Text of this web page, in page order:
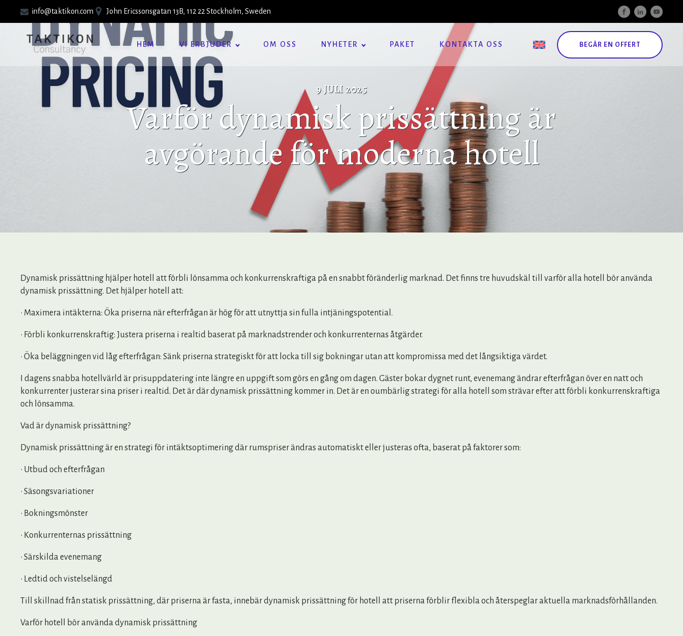
info@taktikon.com John Ericssonsgatan 13B, 112 22 Stockholm, Sweden
HEM VI ERBJUDER OM OSS NYHETER PAKET KONTAKTA OSS BEGÄR EN OFFERT
9 JULI 2025
Varför dynamisk prissättning är
avgörande för moderna hotell
Dynamisk prissättning hjälper hotell att förbli lönsamma och konkurrenskraftiga på en snabbt föränderlig marknad. Det finns tre huvudskäl till varför alla hotell bör använda
dynamisk prissättning. Det hjälper hotell att:
• Maximera intäkterna: Öka priserna när efterfrågan är hög för att utnyttja sin fulla intjäningspotential.
• Förbli konkurrenskraftig: Justera priserna i realtid baserat på marknadstrender och konkurrenternas åtgärder.
• Öka beläggningen vid låg efterfrågan: Sänk priserna strategiskt för att locka till sig bokningar utan att kompromissa med det långsiktiga värdet.
I dagens snabba hotellvärld är prisuppdatering inte längre en uppgift som görs en gång om dagen. Gäster bokar dygnet runt, evenemang ändrar efterfrågan över en natt och
konkurrenter justerar sina priser i realtid. Det är där dynamisk prissättning kommer in. Det är en oumbärlig strategi för alla hotell som strävar efter att förbli konkurrenskraftiga
och lönsamma.
Vad är dynamisk prissättning?
Dynamisk prissättning är en strategi för intäktsoptimering där rumspriser ändras automatiskt eller justeras ofta, baserat på faktorer som:
• Utbud och efterfrågan
• Säsongsvariationer
• Bokningsmönster
• Konkurrenternas prissättning
• Särskilda evenemang
• Ledtid och vistelselängd
Till skillnad från statisk prissättning, där priserna är fasta, innebär dynamisk prissättning för hotell att priserna förblir flexibla och återspeglar aktuella marknadsförhållanden.
Varför hotell bör använda dynamisk prissättning